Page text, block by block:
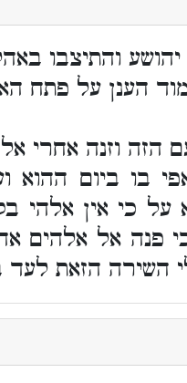
והתיצבו
הענן על פתח
הזה וזנה אחרי
בו ביום ההוא
כי אין אלהי
פנה אל אלהים
השירה הזאת לעד